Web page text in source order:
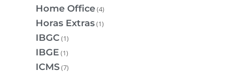
Home Office(4)
Horas Extras(1)
IBGC(1)
IBGE(1)
ICMS(7)